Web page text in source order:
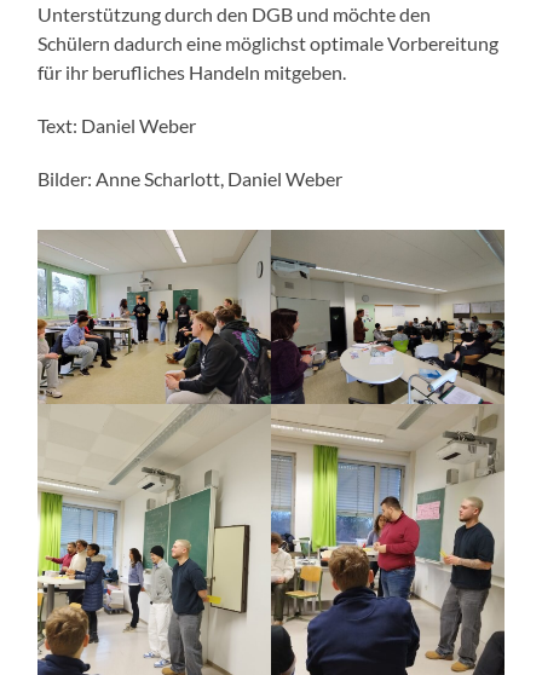
Unterstützung durch den DGB und möchte den
Schülern dadurch eine möglichst optimale Vorbereitung
für ihr berufliches Handeln mitgeben.
Text: Daniel Weber
Bilder: Anne Scharlott, Daniel Weber